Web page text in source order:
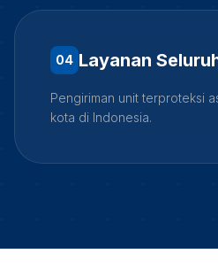
04 Layanan
Pengiriman unit terproteksi
kota di Indonesia.